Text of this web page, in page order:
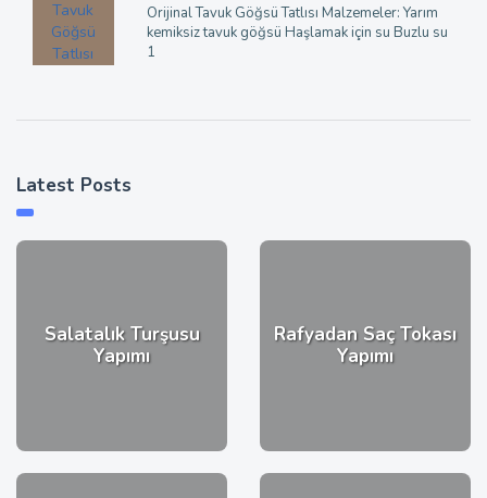
Orijinal Tavuk Göğsü Tatlısı Malzemeler: Yarım
kemiksiz tavuk göğsü Haşlamak için su Buzlu su
1
Latest Posts
Salatalık Turşusu
Yapımı
Rafyadan Saç Tokası
Yapımı